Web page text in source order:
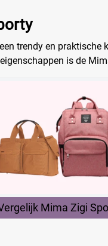
trendy en
is de
Mima Zigi